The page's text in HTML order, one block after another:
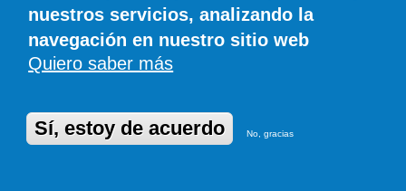
ACTUALIDAD
El Gobierno de Canarias apoya la nueva
financiación autonómica que le reportará
nuestros servicios, analizando la
navegación en nuestro sitio web
Quiero saber más
Sí, estoy de acuerdo No, gracias